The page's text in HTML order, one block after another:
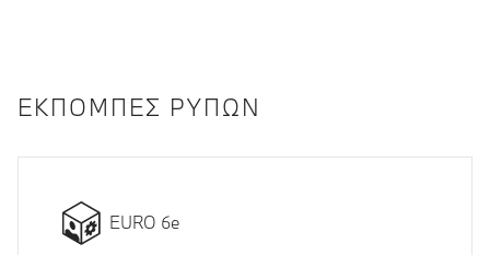
ΕΚΠΟΜΠΈΣ ΡΎΠΩΝ
EURO 6e